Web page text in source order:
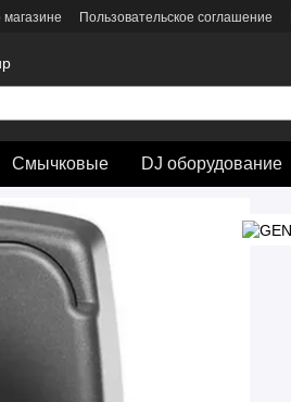
Пользовательское соглашение
Смычковые DJ оборудование